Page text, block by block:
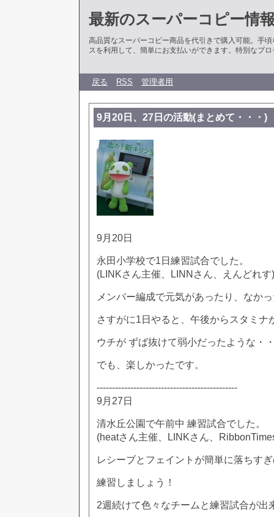
最新のスーパーコピー情
高品質なスーパーコピー商品を代引きで購入可能。手
スを利用して、簡単にお支払いができます。特別なプ
戻る RSS 管理者用
9月20日、27日の活動(まとめて・・・)
9月20日
永田小学校で1日練習試合でした。
(LINKさん主催、LINNさん、えんどれす)
メンバー編成で元気があったり、なか
さすがに1日やると、午後からスタミナ
ウチが ずば抜けて弱小だったような・
でも、楽しかったです。
----------------------------------------------
9月27日
清水丘公園で午前中 練習試合でした。
(heatさん主催、LINKさん、
レシーブとフェイントが簡単に落ちす
練習しましょう！
2週続けて色々なチームと練習試合が出